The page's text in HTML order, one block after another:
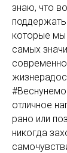
знаю, что
поддержать
которые мы
самых
отличное
рано или
никогда